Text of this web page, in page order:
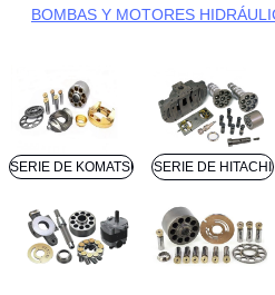
BOMBAS Y MOTORES
SERIE DE KOMATSU SERIE DE HITACHI